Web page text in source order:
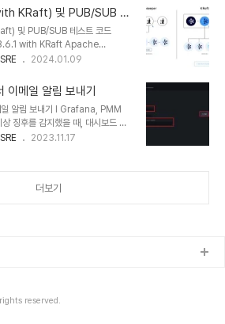
이번 포스트는 4 node의 카프
라는 두 개의 다른 시스템으로 분
으로써 Kafka의 아키텍처를 크게
트롤러를 대체하고 Raft 합의 프로
는 Kafka의 새로운 쿼럼 컨트롤러
쿼럼 컨트롤러의 이점은 아래와
KRaft) 및 PUB/SUB 테
실습
및 PUB/SUB 테스트 코드
with KRaft Apache
로 기록 스트림을 게시, 구독, 저장
용자에게 전달하도록 설계되었다.
이동하는 것뿐만 아니라 A지점에
에서 대규모 데이터를 동시에 이동
이크로서비스 개발 환경에서 많이
까지는 분산 코디네이션으로 주
2024.01.09
메일 알림 보내기
알림 보내기 l Grafana, PMM
징후를 감지했을 때, 대시보드 패
한 방식으로 알림을 받을 수 있다.
되어 있어야 한다. 그라파나가 설치
2023.11.17
더보기
reserved.